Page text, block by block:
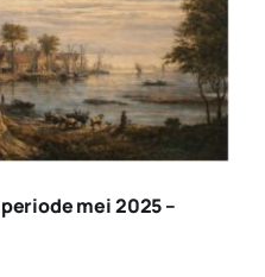
periode mei 2025 –